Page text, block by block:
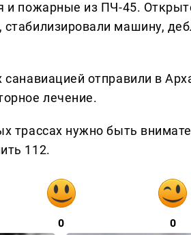
и пожарные из ПЧ-45.
машину,
отправили в
лечение.
трассах нужно быть
112.
0 0